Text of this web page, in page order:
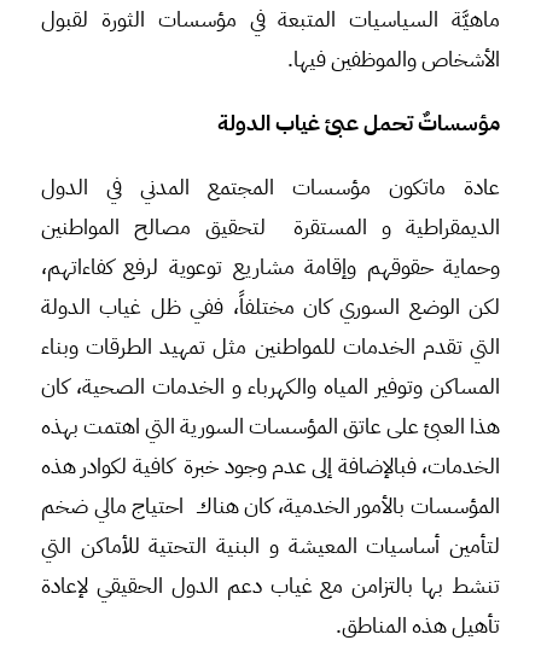
ماهيَّة السياسيات المتبعة في مؤسسات الثورة لقبول
الأشخاص والموظفين فيها.
مؤسساتٌ تحمل عبئ غياب الدولة
عادة ماتكون مؤسسات المجتمع المدني في الدول
الديمقراطية و المستقرة لتحقيق مصالح المواطنين
وحماية حقوقهم وإقامة مشاريع توعوية لرفع كفاءاتهم،
لكن الوضع السوري كان مختلفاً، ففي ظل غياب الدولة
التي تقدم الخدمات للمواطنين مثل تمهيد الطرقات وبناء
المساكن وتوفير المياه والكهرباء و الخدمات الصحية، كان
هذا العبئ على عاتق المؤسسات السورية التي اهتمت بهذه
الخدمات، فبالإضافة إلى عدم وجود خبرة كافية لكوادر هذه
المؤسسات بالأمور الخدمية، كان هناك احتياج مالي ضخم
لتأمين أساسيات المعيشة و البنية التحتية للأماكن التي
تنشط بها بالتزامن مع غياب دعم الدول الحقيقي لإعادة
تأهيل هذه المناطق.